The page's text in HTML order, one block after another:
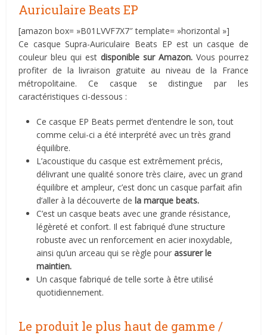
Auriculaire Beats EP
[amazon box= »B01LVVF7X7″ template= »horizontal »]
Ce casque Supra-Auriculaire Beats EP est un casque de
couleur bleu qui est disponible sur Amazon.Vous pourrez
profiter de la livraison gratuite au niveau de la France
métropolitaine. Ce casque se distingue par les
caractéristiques ci-dessous :
Ce casque EP Beats permet d’entendre le son, tout
comme celui-ci a été interprété avec un très grand
équilibre.
L’acoustique du casque est extrêmement précis,
délivrant une qualité sonore très claire, avec un grand
équilibre et ampleur, c’est donc un casque parfait afin
d’aller à la découverte dela marque beats.
C’est un casque beats avec une grande résistance,
légèreté et confort. Il est fabriqué d’une structure
robuste avec un renforcement en acier inoxydable,
ainsi qu’un arceau qui se règle pourassurer le
maintien.
Un casque fabriqué de telle sorte à être utilisé
quotidiennement.
Le produit le plus haut de gamme /